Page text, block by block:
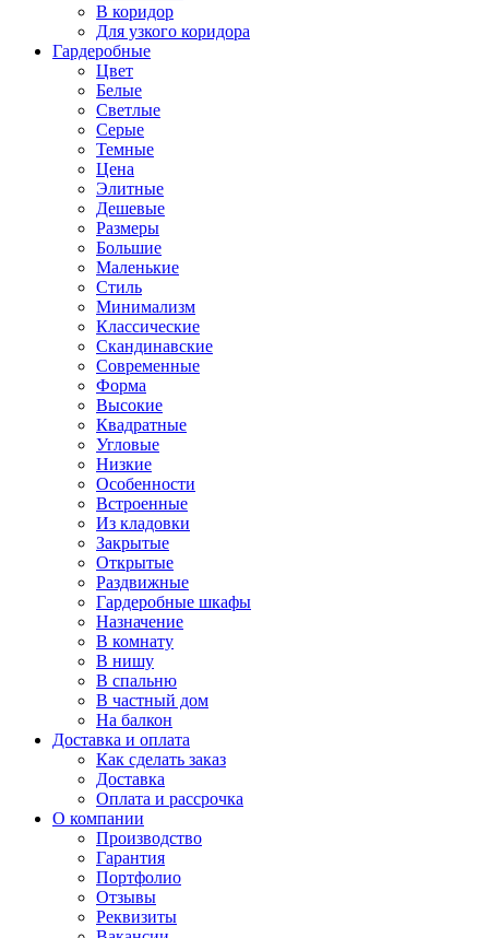
В коридор
Для узкого коридора
Гардеробные
Цвет
Белые
Светлые
Серые
Темные
Цена
Элитные
Дешевые
Размеры
Большие
Маленькие
Стиль
Минимализм
Классические
Скандинавские
Современные
Форма
Высокие
Квадратные
Угловые
Низкие
Особенности
Встроенные
Из кладовки
Закрытые
Открытые
Раздвижные
Гардеробные шкафы
Назначение
В комнату
В нишу
В спальню
В частный дом
На балкон
Доставка и оплата
Как сделать заказ
Доставка
Оплата и рассрочка
О компании
Производство
Гарантия
Портфолио
Отзывы
Реквизиты